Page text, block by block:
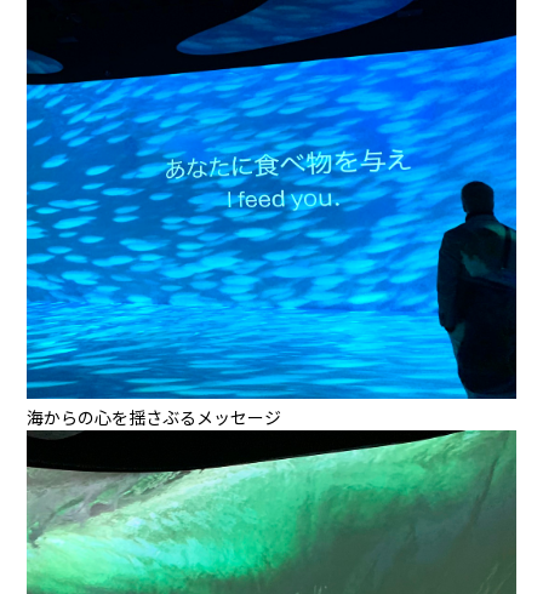
海からの心を揺さぶるメッセージ